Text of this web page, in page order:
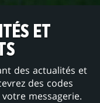
ET
des actualités et
des codes
messagerie.